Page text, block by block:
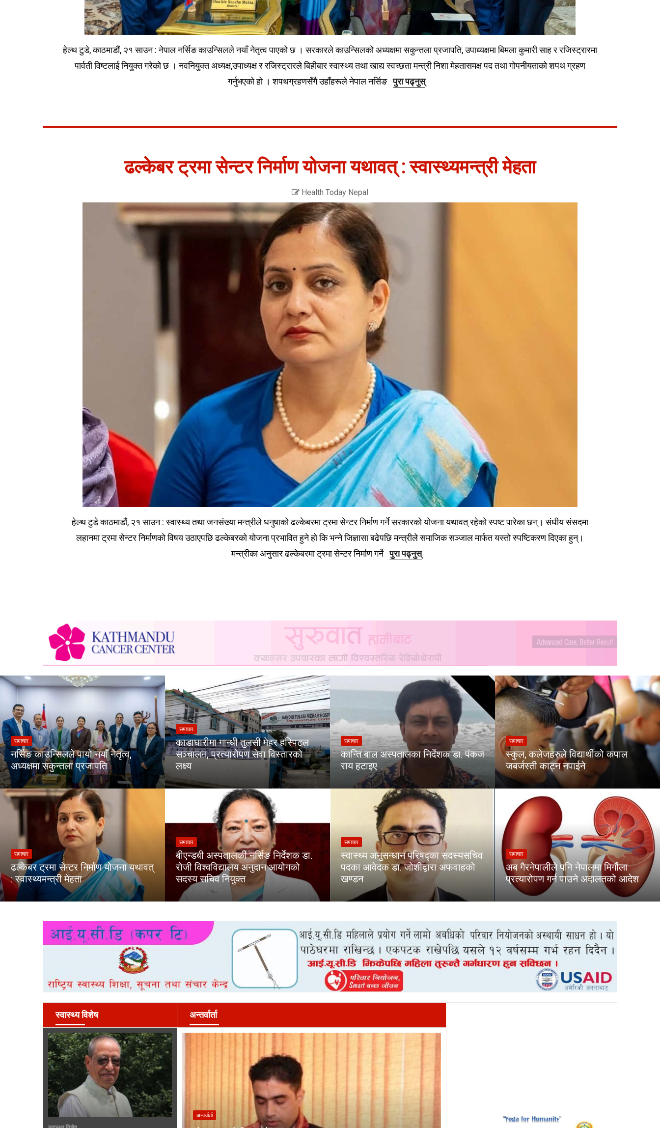
हेल्थ टुडे, काठमाडौं, २१ साउन : नेपाल नर्सिङ काउन्सिलले नयाँ नेतृत्व पाएको छ । सरकारले काउन्सिलको अध्यक्षमा सकुन्तला प्रजापति, उपाध्यक्षमा बिमला कुमारी साह र रजिस्ट्रारमा
पार्वती विष्टलाई नियुक्त गरेको छ । नवनियुक्त अध्यक्ष,उपाध्यक्ष र रजिस्ट्रारले बिहीबार स्वास्थ्य तथा खाद्य स्वच्छता मन्त्री निशा मेहतासमक्ष पद तथा गोपनीयताको शपथ ग्रहण
गर्नुभएको हो । शपथग्रहणसँगै उहाँहरूले नेपाल नर्सिङपुरा पढ्नुस्
ढल्केबर ट्रमा सेन्टर निर्माण योजना यथावत् : स्वास्थ्यमन्त्री मेहता
Health Today Nepal
हेल्थ टुडे काठमाडौं, २१ साउन : स्वास्थ्य तथा जनसंख्या मन्त्रीले धनुषाको ढल्केबरमा ट्रमा सेन्टर निर्माण गर्ने सरकारको योजना यथावत् रहेको स्पष्ट पारेका छन्। संघीय संसदमा
लहानमा ट्रमा सेन्टर निर्माणको विषय उठाएपछि ढल्केबरको योजना प्रभावित हुने हो कि भन्ने जिज्ञासा बढेपछि मन्त्रीले समाजिक सञ्जाल मार्फत यस्तो स्पष्टिकरण दिएका हुन्।
मन्त्रीका अनुसार ढल्केबरमा ट्रमा सेन्टर निर्माण गर्नेपुरा पढ्नुस्
समाचार
नर्सिङ काउन्सिलले पायो नयाँ नेतृत्व,
अध्यक्षमा सकुन्तला प्रजापति
समाचार
ढल्केबर ट्रमा सेन्टर निर्माण योजना यथावत्
: स्वास्थ्यमन्त्री मेहता
समाचार
काडाघारीमा गान्धी तुलसी मेहर हस्पिटल
सञ्चालन, प्रत्यारोपण सेवा विस्तारको
लक्ष्य
समाचार
बीएन्डबी अस्पतालकी नर्सिङ निर्देशक डा.
रोजी विश्वविद्यालय अनुदान आयोगको
सदस्य सचिव नियुक्त
समाचार
कान्ति बाल अस्पतालका निर्देशक डा. पंकज
राय हटाइए
समाचार
स्वास्थ्य अनुसन्धान परिषद्का सदस्यसचिव
पदका आवेदक डा. जोशीद्वारा अफवाहको
खण्डन
समाचार
स्कुल, कलेजहरुले विद्यार्थीको कपाल
जबर्जस्ती काट्न नपाईने
समाचार
अब गैरनेपालीले पनि नेपालमा मिर्गौला
प्रत्यारोपण गर्न पाउने अदालतको आदेश
अन्तर्वार्ता
अन्तर्वार्ता
स्वास्थ्य विशेष